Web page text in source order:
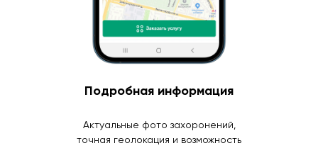
Подробная информация
Актуальные фото захоронений,
точная геолокация и возможность